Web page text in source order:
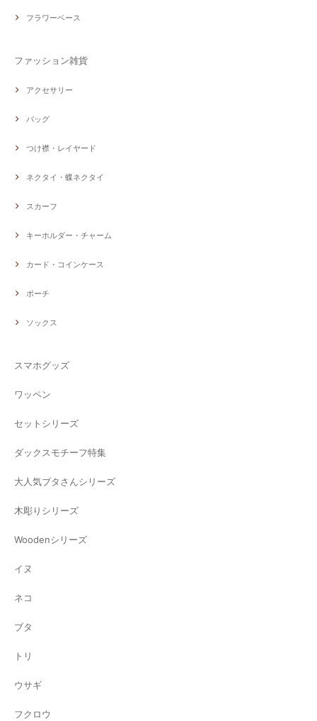
フラワーベース
ファッション雑貨
アクセサリー
バッグ
つけ襟・レイヤード
ネクタイ・蝶ネクタイ
スカーフ
キーホルダー・チャーム
カード・コインケース
ポーチ
ソックス
スマホグッズ
ワッペン
セットシリーズ
ダックスモチーフ特集
大人気ブタさんシリーズ
木彫りシリーズ
Woodenシリーズ
イヌ
ネコ
ブタ
トリ
ウサギ
フクロウ